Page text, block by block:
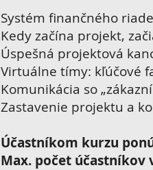
Systém finančného
Kedy začína projekt,
Úspešná projektová
Virtuálne tímy: kľúčové
Komunikácia so
Zastavenie projektu a
Účastníkom kurzu
Max. počet účastníkov